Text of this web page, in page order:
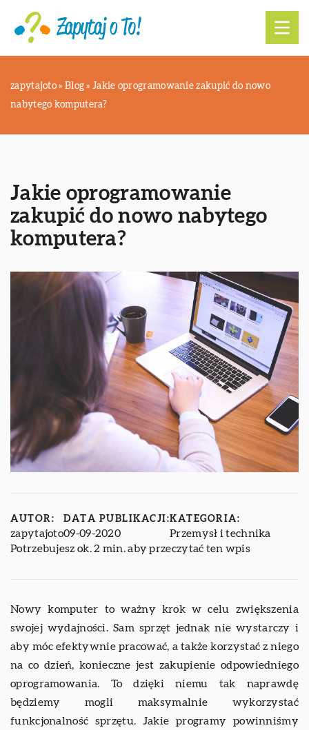
zapytajoto » Blog »Jakie oprogramowanie zakupić do nowo
nabytego komputera?
Jakie oprogramowanie
zakupić do nowo nabytego
komputera?
AUTOR:
zapytajoto
DATA PUBLIKACJI:
09-09-2020
KATEGORIA:
Przemysł i technika
Potrzebujesz ok. 2 min. aby przeczytać ten wpis
Nowy komputer to ważny krok w celu zwiększenia
swojej wydajności. Sam sprzęt jednak nie wystarczy i
aby móc efektywnie pracować, a także korzystać z niego
na co dzień, konieczne jest zakupienie odpowiedniego
oprogramowania. To dzięki niemu tak naprawdę
będziemy mogli maksymalnie wykorzystać
funkcjonalność sprzętu. Jakie programy powinniśmy